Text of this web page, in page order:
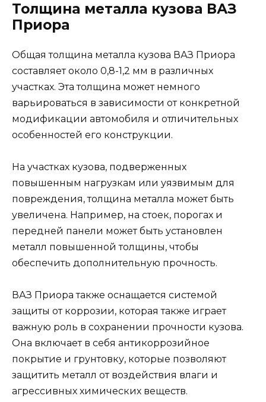
Толщина металла кузова ВАЗ
Приора
Общая толщина металла кузова ВАЗ Приора
составляет около 0,8-1,2 мм в различных
участках. Эта толщина может немного
варьироваться в зависимости от конкретной
модификации автомобиля и отличительных
особенностей его конструкции.
На участках кузова, подверженных
повышенным нагрузкам или уязвимым для
повреждения, толщина металла может быть
увеличена. Например, на стоек, порогах и
передней панели может быть установлен
металл повышенной толщины, чтобы
обеспечить дополнительную прочность.
ВАЗ Приора также оснащается системой
защиты от коррозии, которая также играет
важную роль в сохранении прочности кузова.
Она включает в себя антикоррозийное
покрытие и грунтовку, которые позволяют
защитить металл от воздействия влаги и
агрессивных химических веществ.